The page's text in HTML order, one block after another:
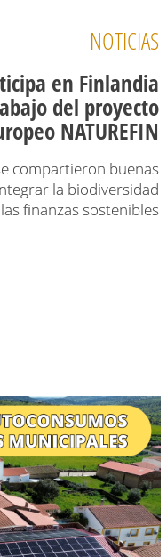
NOTICIAS
en Finlandia
del proyecto
NATUREFIN
compartieron buenas
la biodiversidad
finanzas sostenibles